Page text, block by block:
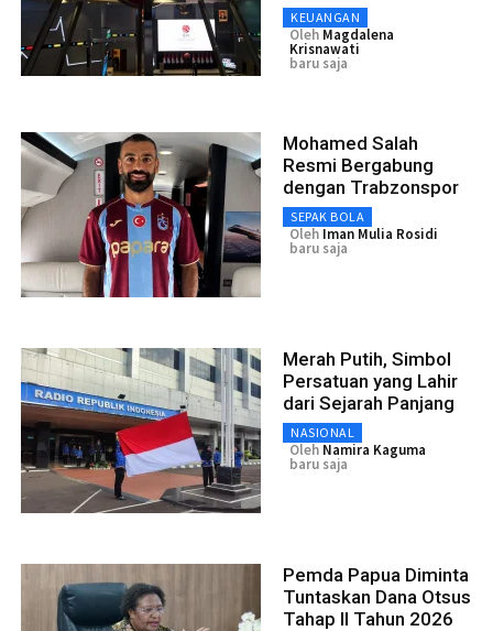
KEUANGAN
Oleh Magdalena
Krisnawati
baru saja
Mohamed Salah
Resmi Bergabung
dengan Trabzonspor
SEPAK BOLA
Oleh Iman Mulia Rosidi
baru saja
Merah Putih, Simbol
Persatuan yang Lahir
dari Sejarah Panjang
NASIONAL
Oleh Namira Kaguma
baru saja
Pemda Papua Diminta
Tuntaskan Dana Otsus
Tahap II Tahun 2026